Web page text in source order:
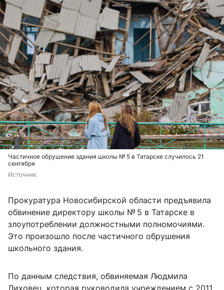
Частичное обрушение здания школы № 5 в Татарске случилось 21
сентября
Источник:
Прокуратура Новосибирской области предъявила
обвинение директору школы № 5 в Татарске в
злоупотреблении должностными полномочиями.
Это произошло после частичного обрушения
школьного здания.
По данным следствия, обвиняемая Людмила